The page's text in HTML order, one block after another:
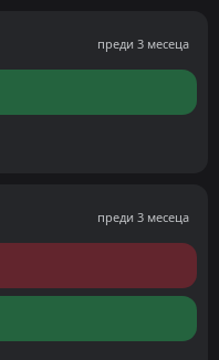
преди 3 месеца
преди 3 месеца